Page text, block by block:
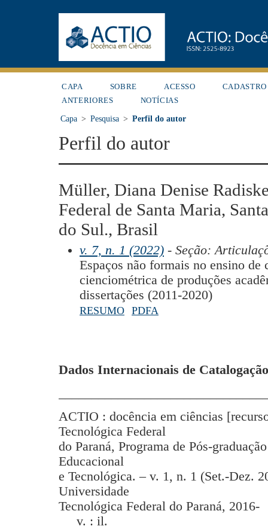
CAPA SOBRE ACESSO
CADASTRO
ANTERIORES
NOTÍCIAS
Capa > Pesquisa > Perfil do autor
Perfil do autor
Müller, Diana Denise
Federal de Santa Maria,
do Sul., Brasil
v. 7, n. 1 (2022) - Seção:
Espaços não formais no ensino de
cienciométrica de produções
dissertações (2011-2020)
RESUMO PDFA
Dados Internacionais de
ACTIO : docência em ciências
Tecnológica Federal
do Paraná, Programa de Pós-
Educacional
e Tecnológica. – v. 1, n. 1 (Set.-Dez.
Universidade
Tecnológica Federal do Paraná, 2016-
v. : il.